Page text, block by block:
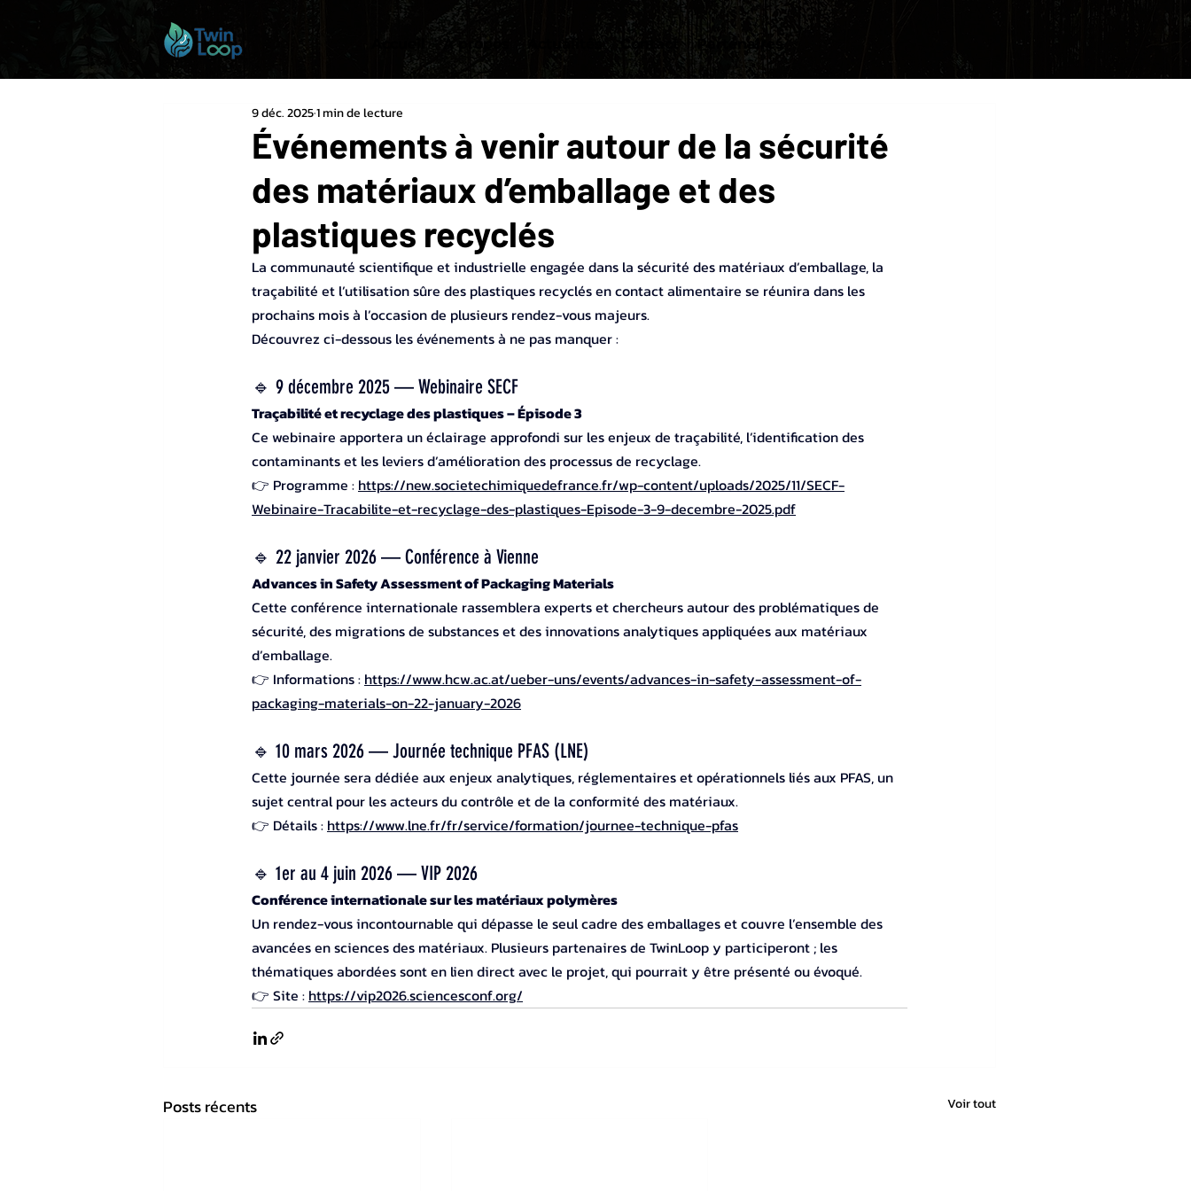
À propos Contact Partenaires
Événements à venir autour de la sécurité
des matériaux d’emballage et des
plastiques recyclés
9 déc. 20251 min de lecture
La communauté scientifique et industrielle engagée dans la sécurité des matériaux d’emballage, la
traçabilité et l’utilisation sûre des plastiques recyclés en contact alimentaire se réunira dans les
prochains mois à l’occasion de plusieurs rendez-vous majeurs.
Découvrez ci-dessous les événements à ne pas manquer :
🔹 9 décembre 2025 — Webinaire SECF
Traçabilité et recyclage des plastiques – Épisode 3
Ce webinaire apportera un éclairage approfondi sur les enjeux de traçabilité, l’identification des
contaminants et les leviers d’amélioration des processus de recyclage.
👉 Programme : https://new.societechimiquedefrance.fr/wp-content/uploads/2025/11/SECF-
Webinaire-Tracabilite-et-recyclage-des-plastiques-Episode-3-9-decembre-2025.pdf
🔹 22 janvier 2026 — Conférence à Vienne
Advances in Safety Assessment of Packaging Materials
Cette conférence internationale rassemblera experts et chercheurs autour des problématiques de
sécurité, des migrations de substances et des innovations analytiques appliquées aux matériaux
d’emballage.
👉 Informations : https://www.hcw.ac.at/ueber-uns/events/advances-in-safety-assessment-of-
packaging-materials-on-22-january-2026
🔹 10 mars 2026 — Journée technique PFAS (LNE)
Cette journée sera dédiée aux enjeux analytiques, réglementaires et opérationnels liés aux PFAS, un
sujet central pour les acteurs du contrôle et de la conformité des matériaux.
👉 Détails : https://www.lne.fr/fr/service/formation/journee-technique-pfas
🔹 1er au 4 juin 2026 — VIP 2026
Conférence internationale sur les matériaux polymères
Un rendez-vous incontournable qui dépasse le seul cadre des emballages et couvre l’ensemble des
avancées en sciences des matériaux. Plusieurs partenaires de TwinLoop y participeront ; les
thématiques abordées sont en lien direct avec le projet, qui pourrait y être présenté ou évoqué.
👉 Site : https://vip2026.sciencesconf.org/
Posts récents Voir tout